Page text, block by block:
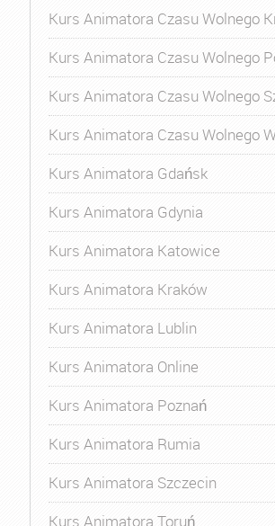
Kurs Animatora Czasu Wolnego
Kurs Animatora Czasu Wolnego
Kurs Animatora Czasu Wolnego
Kurs Animatora Czasu Wolnego
Kurs Animatora Gdańsk
Kurs Animatora Gdynia
Kurs Animatora Katowice
Kurs Animatora Kraków
Kurs Animatora Lublin
Kurs Animatora Online
Kurs Animatora Poznań
Kurs Animatora Rumia
Kurs Animatora Szczecin
Kurs Animatora Toruń